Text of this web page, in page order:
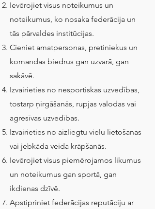
Ievērojiet visus noteikumus un
noteikumus, ko nosaka federācija un
tās pārvaldes institūcijas.
Cieniet amatpersonas, pretiniekus un
komandas biedrus gan uzvarā, gan
sakāvē.
Izvairieties no nesportiskas uzvedības,
tostarp ņirgāšanās, rupjas valodas vai
agresīvas uzvedības.
Izvairieties no aizliegtu vielu lietošanas
vai jebkāda veida krāpšanās.
Ievērojiet visus piemērojamos likumus
un noteikumus gan sportā, gan
ikdienas dzīvē.
Apstipriniet federācijas reputāciju ar